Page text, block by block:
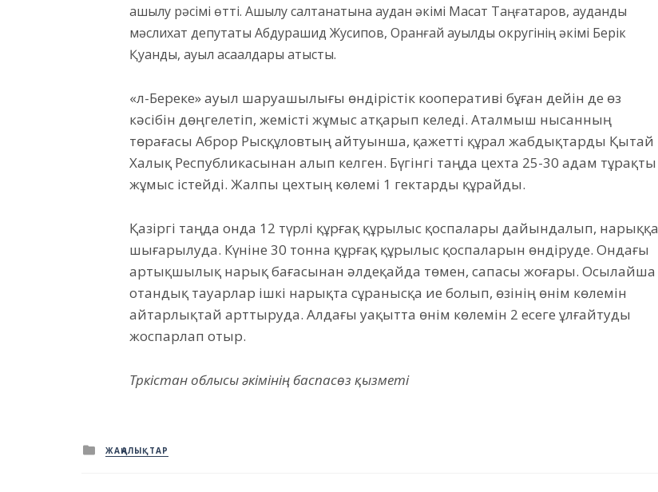
ашылу рәсімі өтті. Ашылу салтанатына аудан әкімі Мақсат Таңғатаров, аудандық
мәслихат депутаты Абдурашид Жусипов, Оранғай ауылдық округінің әкімі Берік
Қуандық, ауыл ақсақалдары қатысты.
«Әл-Береке» ауыл шаруашылығы өндірістік кооперативі бұған дейін де өз
кәсібін дөңгелетіп, жемісті жұмыс атқарып келеді. Аталмыш нысанның
төрағасы Аброр Рысқұловтың айтуынша, қажетті құрал жабдықтарды Қытай
Халық Республикасынан алып келген. Бүгінгі таңда цехта 25-30 адам тұрақты
жұмыс істейді. Жалпы цехтың көлемі 1 гектарды құрайды.
Қазіргі таңда онда 12 түрлі құрғақ құрылыс қоспалары дайындалып, нарыққа
шығарылуда. Күніне 30 тонна құрғақ құрылыс қоспаларын өндіруде. Ондағы
артықшылық нарық бағасынан әлдеқайда төмен, сапасы жоғары. Осылайша
отандық тауарлар ішкі нарықта сұранысқа ие болып, өзінің өнім көлемін
айтарлықтай арттыруда. Алдағы уақытта өнім көлемін 2 есеге ұлғайтуды
жоспарлап отыр.
Түркістан облысы әкімінің баспасөз қызметі
Posted
in
ЖАҢАЛЫҚТАР